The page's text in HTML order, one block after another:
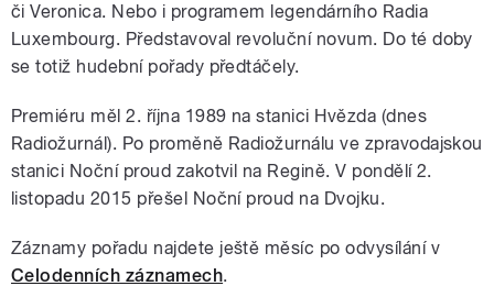
či Veronica. Nebo i programem legendárního Radia
Luxembourg. Představoval revoluční novum. Do té doby
se totiž hudební pořady předtáčely.
Premiéru měl 2. října 1989 na stanici Hvězda (dnes
Radiožurnál). Po proměně Radiožurnálu ve zpravodajskou
stanici Noční proud zakotvil na Regině. V pondělí 2.
listopadu 2015 přešel Noční proud na Dvojku.
Záznamy pořadu najdete ještě měsíc po odvysílání v
Celodenních záznamech.